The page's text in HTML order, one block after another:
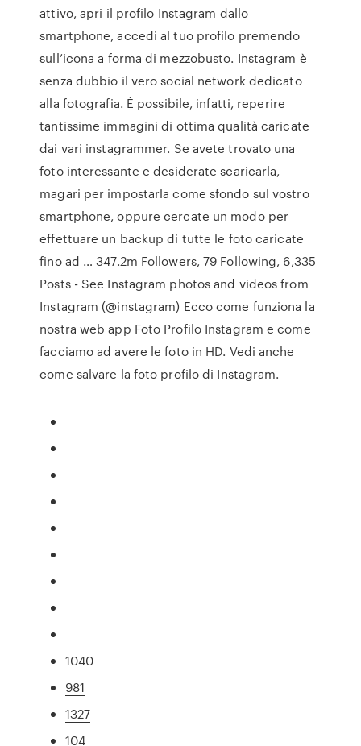
attivo, apri il profilo Instagram dallo
smartphone, accedi al tuo profilo premendo
sull’icona a forma di mezzobusto. Instagram è
senza dubbio il vero social network dedicato
alla fotografia. È possibile, infatti, reperire
tantissime immagini di ottima qualità caricate
dai vari instagrammer. Se avete trovato una
foto interessante e desiderate scaricarla,
magari per impostarla come sfondo sul vostro
smartphone, oppure cercate un modo per
effettuare un backup di tutte le foto caricate
fino ad … 347.2m Followers, 79 Following, 6,335
Posts - See Instagram photos and videos from
Instagram (@instagram) Ecco come funziona la
nostra web app Foto Profilo Instagram e come
facciamo ad avere le foto in HD. Vedi anche
come salvare la foto profilo di Instagram.
1040
981
1327
104